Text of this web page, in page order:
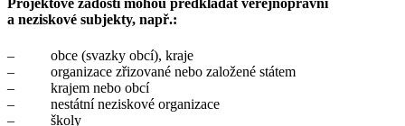
Projektové žádosti mohou předkládat veřejnoprávní
a neziskové subjekty, např.:
– obce (svazky obcí), kraje
– organizace zřizované nebo založené státem
– krajem nebo obcí
– nestátní neziskové organizace
– školy